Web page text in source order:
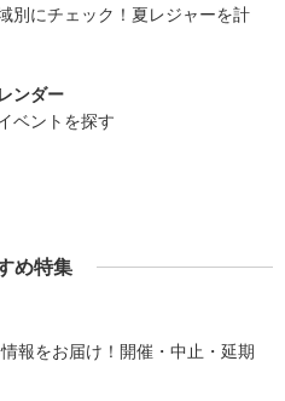
別にチェック！夏レジャーを計
ンダー
ベントを探す
め特集
報をお届け！開催・中止・延期